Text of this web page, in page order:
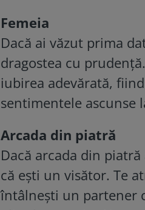
Femeia
Dacă ai văzut prima
dragostea cu
iubirea adevărată,
sentimentele
Arcada din piatră
Dacă arcada din
că ești un visător. Te
întâlnești un partener